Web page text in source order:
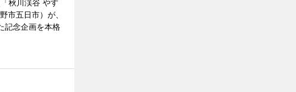
秋川渓谷 やす
市五日市）が、
記念企画を本格